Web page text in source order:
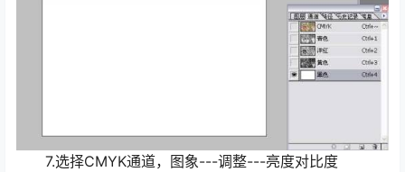
7.选择CMYK通道，图象---调整---亮度对比度